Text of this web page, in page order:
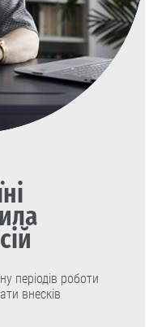
періодів роботи
внесків